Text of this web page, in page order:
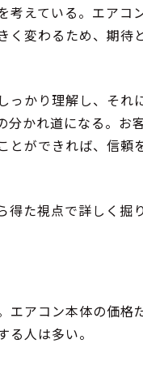
考えている。エアコ
く変わるため、期待
っかり理解し、それ
かれ道になる。お
とができれば、信頼
得た視点で詳しく掘
エアコン本体の価格
人は多い。